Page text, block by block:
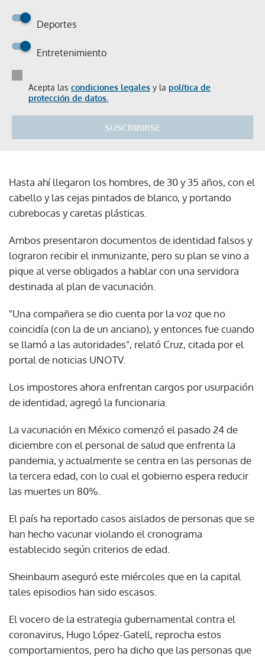
Deportes
Entretenimiento
Acepta las condiciones legales y la política de
protección de datos.
SUSCRIBIRSE
Hasta ahí llegaron los hombres, de 30 y 35 años, con el
cabello y las cejas pintados de blanco, y portando
cubrebocas y caretas plásticas.
Ambos presentaron documentos de identidad falsos y
lograron recibir el inmunizante, pero su plan se vino a
pique al verse obligados a hablar con una servidora
destinada al plan de vacunación.
"Una compañera se dio cuenta por la voz que no
coincidía (con la de un anciano), y entonces fue cuando
se llamó a las autoridades", relató Cruz, citada por el
portal de noticias UNOTV.
Los impostores ahora enfrentan cargos por usurpación
de identidad, agregó la funcionaria.
La vacunación en México comenzó el pasado 24 de
diciembre con el personal de salud que enfrenta la
pandemia, y actualmente se centra en las personas de
la tercera edad, con lo cual el gobierno espera reducir
las muertes un 80%.
El país ha reportado casos aislados de personas que se
han hecho vacunar violando el cronograma
establecido según criterios de edad.
Sheinbaum aseguró este miércoles que en la capital
tales episodios han sido escasos.
El vocero de la estrategia gubernamental contra el
coronavirus, Hugo López-Gatell, reprocha estos
comportamientos, pero ha dicho que las personas que